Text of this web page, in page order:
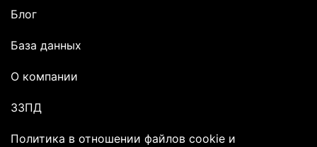
Блог
База данных
О компании
ЗЗПД
Политика в отношении файлов сookie и